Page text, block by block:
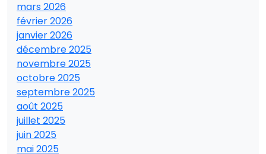
mars 2026
février 2026
janvier 2026
décembre 2025
novembre 2025
octobre 2025
septembre 2025
août 2025
juillet 2025
juin 2025
mai 2025